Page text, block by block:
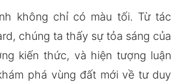
không chỉ có màu tối. Từ tác
chúng ta thấy sự tỏa sáng của
kiến thức, và hiện tượng luận
phá vùng đất mới về tư duy